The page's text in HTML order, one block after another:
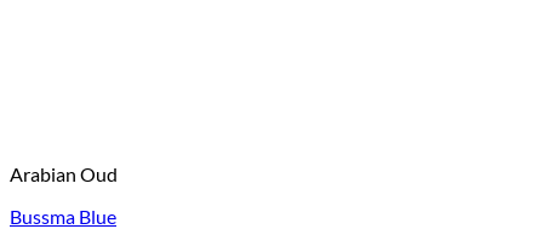
Arabian Oud
Bussma Blue